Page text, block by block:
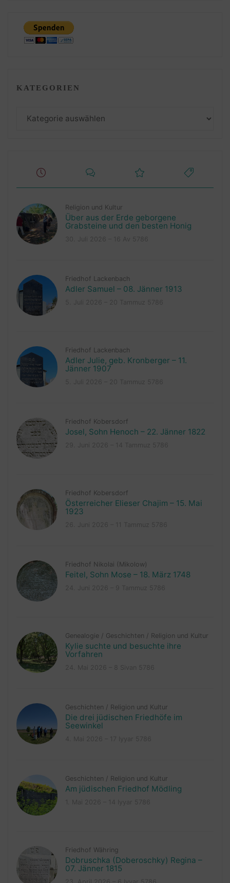
KATEGORIEN
Religion und Kultur
Über aus der Erde geborgene
Grabsteine und den besten Honig
Friedhof Lackenbach
Adler Samuel – 08. Jänner 1913
Friedhof Lackenbach
Adler Julie, geb. Kronberger – 11.
Jänner 1907
Friedhof Kobersdorf
Josel, Sohn Henoch – 22. Jänner 1822
Friedhof Kobersdorf
Österreicher Elieser Chajim – 15. Mai
1923
Friedhof Nikolai (Mikolow)
Feitel, Sohn Mose – 18. März 1748
Genealogie / Geschichten / Religion und Kultur
Kylie suchte und besuchte ihre
Vorfahren
Geschichten / Religion und Kultur
Die drei jüdischen Friedhöfe im
Seewinkel
Geschichten / Religion und Kultur
Am jüdischen Friedhof Mödling
Friedhof Währing
Dobruschka (Doberoschky) Regina –
07. Jänner 1815